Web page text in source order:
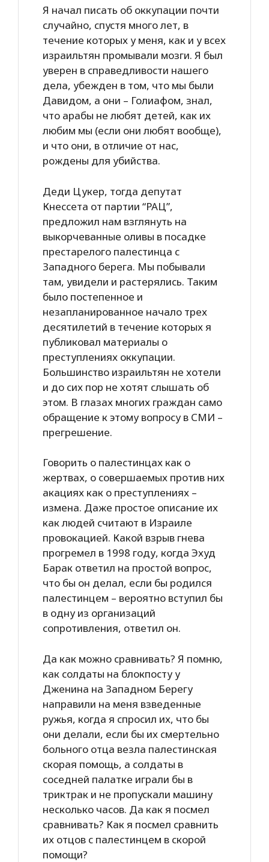
Я начал писать об оккупации почти
случайно, спустя много лет, в
течение которых у меня, как и у всех
израильтян промывали мозги. Я был
уверен в справедливости нашего
дела, убежден в том, что мы были
Давидом, а они – Голиафом, знал,
что арабы не любят детей, как их
любим мы (если они любят вообще),
и что они, в отличие от нас,
рождены для убийства.
Деди Цукер, тогда депутат
Кнессета от партии “РАЦ”,
предложил нам взглянуть на
выкорчеванные оливы в посадке
престарелого палестинца с
Западного берега. Мы побывали
там, увидели и растерялись. Таким
было постепенное и
незапланированное начало трех
десятилетий в течение которых я
публиковал материалы о
преступлениях оккупации.
Большинство израильтян не хотели
и до сих пор не хотят слышать об
этом. В глазах многих граждан само
обращение к этому вопросу в СМИ –
прегрешение.
Говорить о палестинцах как о
жертвах, о совершаемых против них
акациях как о преступлениях –
измена. Даже простое описание их
как людей считают в Израиле
провокацией. Какой взрыв гнева
прогремел в 1998 году, когда Эхуд
Барак ответил на простой вопрос,
что бы он делал, если бы родился
палестинцем – вероятно вступил бы
в одну из организаций
сопротивления, ответил он.
Да как можно сравнивать? Я помню,
как солдаты на блокпосту у
Дженина на Западном Берегу
направили на меня взведенные
ружья, когда я спросил их, что бы
они делали, если бы их смертельно
больного отца везла палестинская
скорая помощь, а солдаты в
соседней палатке играли бы в
триктрак и не пропускали машину
несколько часов. Да как я посмел
сравнивать? Как я посмел сравнить
их отцов с палестинцем в скорой
помощи?